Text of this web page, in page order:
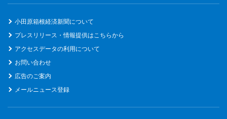
小田原箱根経済新聞について
プレスリリース・情報提供はこちらから
アクセスデータの利用について
お問い合わせ
広告のご案内
メールニュース登録